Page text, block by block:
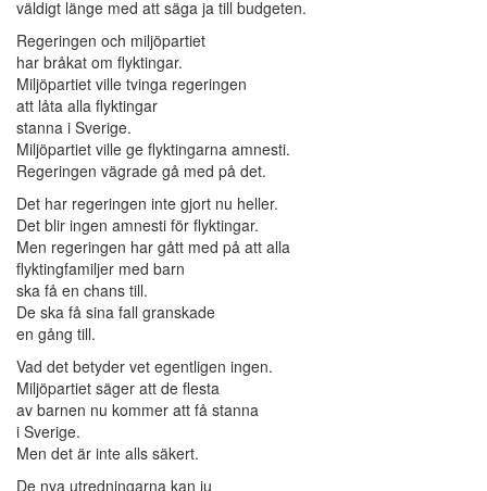
väldigt länge med att säga ja till budgeten.
Regeringen och miljöpartiet
har bråkat om flyktingar.
Miljöpartiet ville tvinga regeringen
att låta alla flyktingar
stanna i Sverige.
Miljöpartiet ville ge flyktingarna amnesti.
Regeringen vägrade gå med på det.
Det har regeringen inte gjort nu heller.
Det blir ingen amnesti för flyktingar.
Men regeringen har gått med på att alla
flyktingfamiljer med barn
ska få en chans till.
De ska få sina fall granskade
en gång till.
Vad det betyder vet egentligen ingen.
Miljöpartiet säger att de flesta
av barnen nu kommer att få stanna
i Sverige.
Men det är inte alls säkert.
De nya utredningarna kan ju